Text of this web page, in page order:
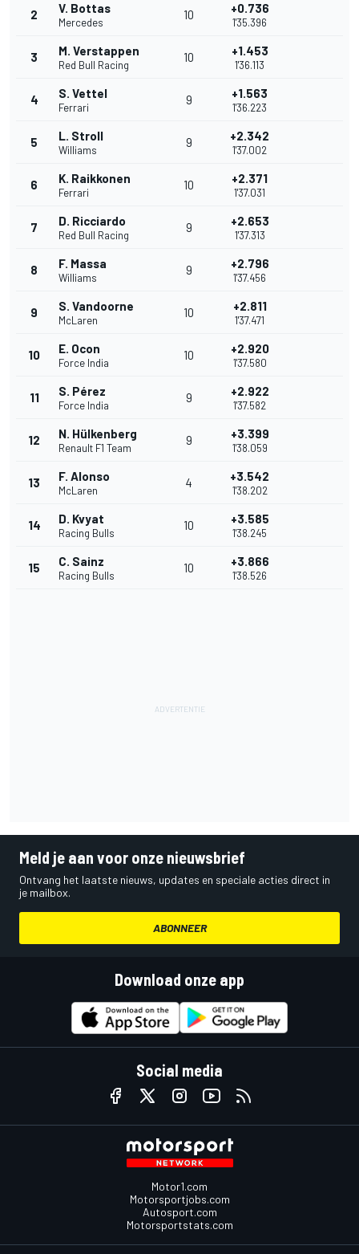
2 V. Bottas
Mercedes
10 +0.736
1'35.396
3 M. Verstappen
Red Bull Racing
10 +1.453
1'36.113
4 S. Vettel
Ferrari
9 +1.563
1'36.223
5 L. Stroll
Williams
9 +2.342
1'37.002
6 K. Raikkonen
Ferrari
10 +2.371
1'37.031
7 D. Ricciardo
Red Bull Racing
9 +2.653
1'37.313
8 F. Massa
Williams
9 +2.796
1'37.456
9 S. Vandoorne
McLaren
10 +2.811
1'37.471
10 E. Ocon
Force India
10 +2.920
1'37.580
11 S. Pérez
Force India
9 +2.922
1'37.582
12 N. Hülkenberg
Renault F1 Team
9 +3.399
1'38.059
13 F. Alonso
McLaren
4 +3.542
1'38.202
14 D. Kvyat
Racing Bulls
10 +3.585
1'38.245
15 C. Sainz
Racing Bulls
10 +3.866
1'38.526
Meld je aan voor onze nieuwsbrief
Ontvang het laatste nieuws, updates en speciale acties direct in
je mailbox.
ABONNEER
Download onze app
Social media
Motor1.com
Motorsportjobs.com
Autosport.com
Motorsportstats.com